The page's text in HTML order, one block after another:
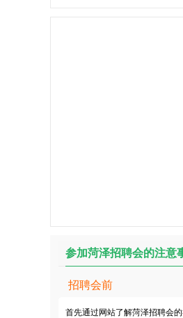
参加菏泽招聘会的注意
招聘会前
首先通过网站了解菏泽招聘会